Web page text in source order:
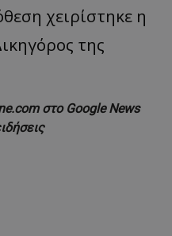
χειρίστηκε η
της
στο Google News